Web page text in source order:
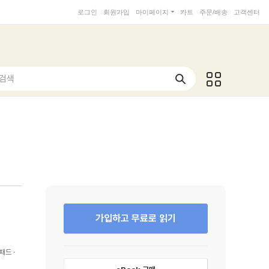
로그인 회원가입 마이페이지 카트 주문/배송 고객센터
색
드
가입하고 무료로 읽기